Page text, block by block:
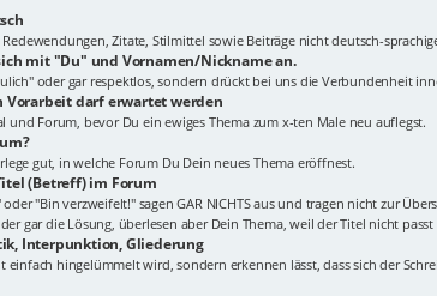
Zitate, Stilmittel sowie Beiträge nicht deutsch-
mit "Du" und Vornamen/Nickname an.
oder gar respektlos, sondern drückt bei uns die Verbundenheit
Vorarbeit darf erwartet werden
und Forum, bevor Du ein ewiges Thema zum x-ten Male neu auflegst.
gut, in welche Forum Du Dein neues Thema eröffnest.
(Betreff) im Forum
"Bin verzweifelt!" sagen GAR NICHTS aus und tragen nicht zur
gar die Lösung, überlesen aber Dein Thema, weil der Titel nicht
Interpunktion, Gliederung
einfach hingelümmelt wird, sondern erkennen lässt, dass sich der